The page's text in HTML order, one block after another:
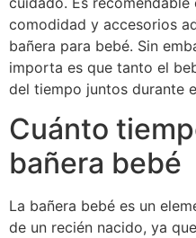
comodidad y accesorios
bañera para bebé. Sin
importa es que tanto el
del tiempo juntos durante
Cuánto
bañera bebé
La bañera bebé es un
de un recién nacido, ya